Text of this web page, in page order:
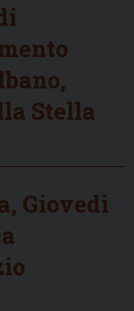
Stella
Giovedì